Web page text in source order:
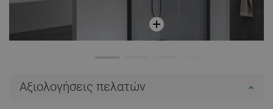
Αξιολογήσεις πελατών